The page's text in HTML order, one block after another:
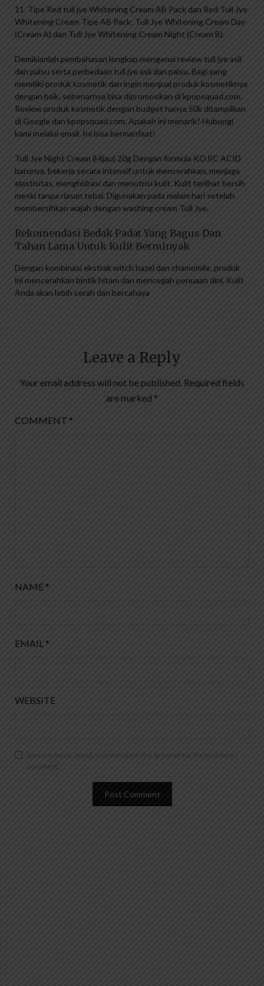
11. Tipe Red tull jye Whitening Cream AB Pack dan Red Tull Jye
Whitening Cream Tipe AB Pack: Tull Jye Whitening Cream Day
(Cream A) dan Tull Jye Whitening Cream Night (Cream B).
Demikianlah pembahasan lengkap mengenai review tull jye asli
dan palsu serta perbedaan tull jye asli dan palsu. Bagi yang
memiliki produk kosmetik dan ingin menjual produk kosmetiknya
dengan baik, sebenarnya bisa dipromosikan di kpopsquad.com.
Review produk kosmetik dengan budget hanya 50k ditampilkan
di Google dan kpopsquad.com. Apakah ini menarik? Hubungi
kami melalui email. Ini bisa bermanfaat!
Tull Jye Night Cream (Hijau) 20g Dengan formula KOJIC ACID
barunya, bekerja secara intensif untuk mencerahkan, menjaga
elastisitas, menghidrasi dan menutrisi kulit. Kulit terlihat bersih
meski tanpa riasan tebal. Digunakan pada malam hari setelah
membersihkan wajah dengan washing cream Tull Jye.
Rekomendasi Bedak Padat Yang Bagus Dan
Tahan Lama Untuk Kulit Berminyak
Dengan kombinasi ekstrak witch hazel dan chamomile, produk
ini mencerahkan bintik hitam dan mencegah penuaan dini. Kulit
Anda akan lebih cerah dan bercahaya
Leave a Reply
Your email address will not be published. Required fields
are marked *
COMMENT *
NAME *
EMAIL *
WEBSITE
Save my name, email, and website in this browser for the next time I
comment.